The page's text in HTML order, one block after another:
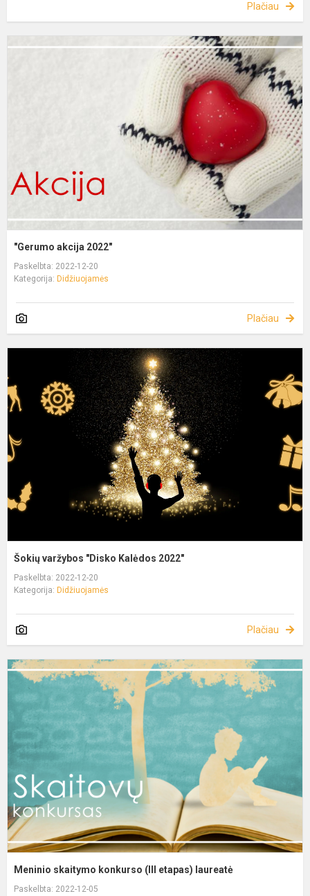
Plačiau
"Gerumo akcija 2022"
Paskelbta: 2022-12-20
Kategorija: Didžiuojamės
Plačiau
Šokių varžybos "Disko Kalėdos 2022"
Paskelbta: 2022-12-20
Kategorija: Didžiuojamės
Plačiau
Meninio skaitymo konkurso (III etapas) laureatė
Paskelbta: 2022-12-05